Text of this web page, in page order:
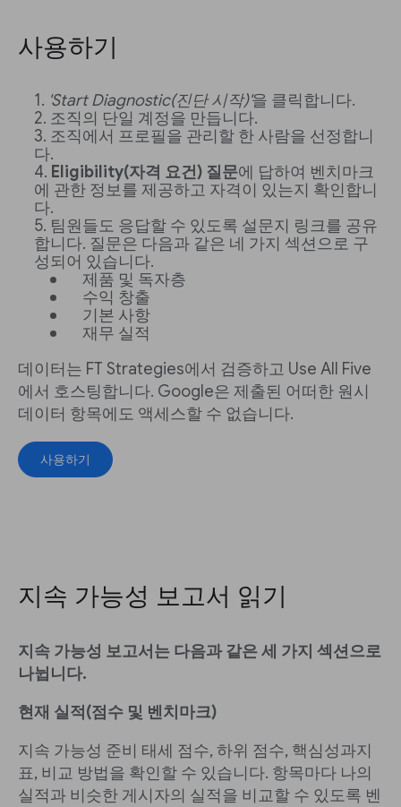
사용하기
'Start Diagnostic(진단 시작)'을 클릭합니다.
조직의 단일 계정을 만듭니다.
조직에서 프로필을 관리할 한 사람을 선정합니
다.
Eligibility(자격 요건) 질문에 답하여 벤치마크
에 관한 정보를 제공하고 자격이 있는지 확인합니
다.
팀원들도 응답할 수 있도록 설문지 링크를 공유
합니다. 질문은 다음과 같은 네 가지 섹션으로 구
성되어 있습니다.
제품 및 독자층
수익 창출
기본 사항
재무 실적
데이터는 FT Strategies에서 검증하고 Use All Five
에서 호스팅합니다. Google은 제출된 어떠한 원시
데이터 항목에도 액세스할 수 없습니다.
사용하기
지속 가능성 보고서 읽기
지속 가능성 보고서는 다음과 같은 세 가지 섹션으로
나뉩니다.
현재 실적(점수 및 벤치마크)
지속 가능성 준비 태세 점수, 하위 점수, 핵심성과지
표, 비교 방법을 확인할 수 있습니다. 항목마다 나의
실적과 비슷한 게시자의 실적을 비교할 수 있도록 벤